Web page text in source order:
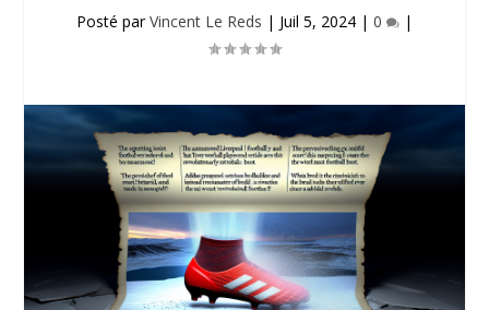
Posté parVincent Le Reds | Juil 5, 2024 | 0 |